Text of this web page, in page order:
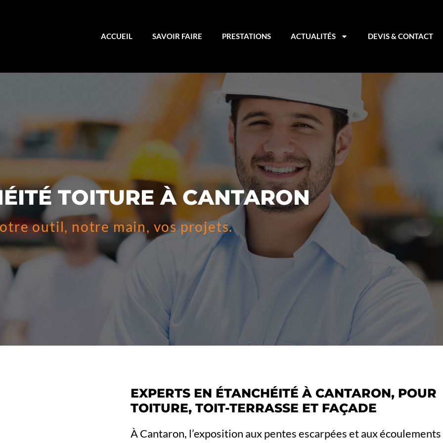
ACCUEIL SAVOIR FAIRE PRESTATIONS ACTUALITÉS DEVIS & CONTACT
TOITURE À CANTARON
outil, notre main, vos projets.
EXPERTS EN ÉTANCHÉITÉ À CANTARON, POUR
TOITURE, TOIT-TERRASSE ET FAÇADE
À Cantaron, l’exposition aux pentes escarpées et aux écoulements